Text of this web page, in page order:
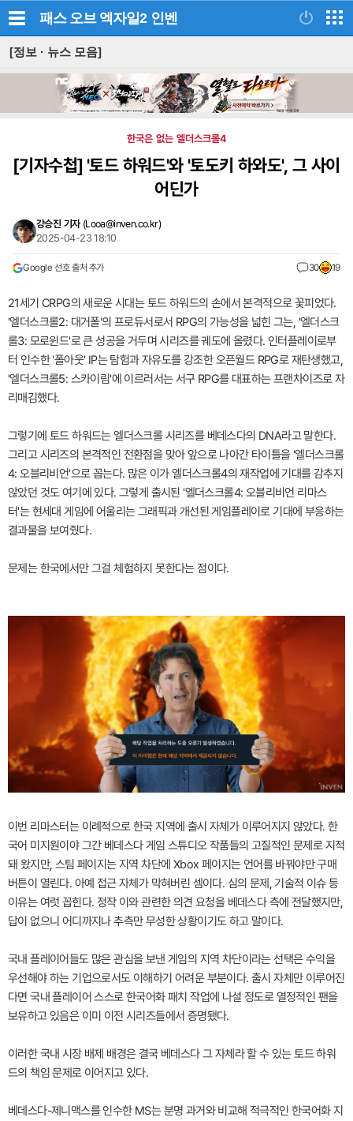
패스 오브 엑자일2 인벤
[정보 · 뉴스 모음]
한국은 없는 엘더스크롤4
[기자수첩]'토드 하워드'와 '토도키 하와도', 그 사이
어딘가
강승진 기자 (Looa@inven.co.kr)
2025-04-23 18:10
Google 선호 출처 추가 30 19
21세기 CRPG의 새로운 시대는 토드 하워드의 손에서 본격적으로 꽃피었다.
'엘더스크롤2: 대거폴'의 프로듀서로서 RPG의 가능성을 넓힌 그는, '엘더스크
롤3: 모로윈드'로 큰 성공을 거두며 시리즈를 궤도에 올렸다. 인터플레이로부
터 인수한 '폴아웃' IP는 탐험과 자유도를 강조한 오픈월드 RPG로 재탄생했고,
'엘더스크롤5: 스카이림'에 이르러서는 서구 RPG를 대표하는 프랜차이즈로 자
리매김했다.
그렇기에 토드 하워드는 엘더스크롤 시리즈를 베데스다의 DNA라고 말한다.
그리고 시리즈의 본격적인 전환점을 맞아 앞으로 나아간 타이틀을 '엘더스크롤
4: 오블리비언'으로 꼽는다. 많은 이가 엘더스크롤4의 재작업에 기대를 감추지
않았던 것도 여기에 있다. 그렇게 출시된 '엘더스크롤4: 오블리비언 리마스
터'는 현세대 게임에 어울리는 그래픽과 개선된 게임플레이로 기대에 부응하는
결과물을 보여줬다.
문제는 한국에서만 그걸 체험하지 못한다는 점이다.
이번 리마스터는 이례적으로 한국 지역에 출시 자체가 이루어지지 않았다. 한
국어 미지원이야 그간 베데스다 게임 스튜디오 작품들의 고질적인 문제로 지적
돼 왔지만, 스팀 페이지는 지역 차단에 Xbox 페이지는 언어를 바꿔야만 구매
버튼이 열린다. 아예 접근 자체가 막혀버린 셈이다. 심의 문제, 기술적 이슈 등
이유는 여럿 꼽힌다. 정작 이와 관련한 의견 요청을 베데스다 측에 전달했지만,
답이 없으니 어디까지나 추측만 무성한 상황이기도 하고 말이다.
국내 플레이어들도 많은 관심을 보낸 게임의 지역 차단이라는 선택은 수익을
우선해야 하는 기업으로서도 이해하기 어려운 부분이다. 출시 자체만 이루어진
다면 국내 플레이어 스스로 한국어화 패치 작업에 나설 정도로 열정적인 팬을
보유하고 있음은 이미 이전 시리즈들에서 증명됐다.
이러한 국내 시장 배제 배경은 결국 베데스다 그 자체라 할 수 있는 토드 하워
드의 책임 문제로 이어지고 있다.
베데스다-제니맥스를 인수한 MS는 분명 과거와 비교해 적극적인 한국어화 지